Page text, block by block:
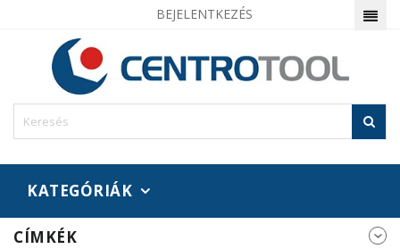
BEJELENTKEZÉS
KATEGÓRIÁK
CÍMKÉK